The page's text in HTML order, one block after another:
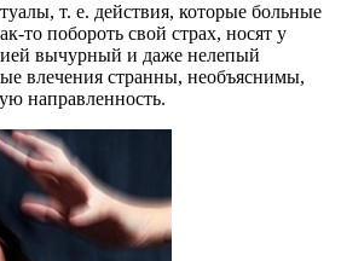
т. е. действия, которые больные
то побороть свой страх, носят у
вычурный и даже нелепый
влечения странны, необъяснимы,
направленность.